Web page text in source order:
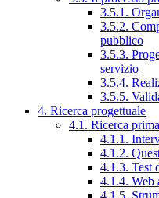
3.5.1.
3.5.2.
pubblico
3.5.3.
servizio
3.5.4.
3.5.5.
4. Ricerca progettuale
4.1. Ricerca
4.1.1.
4.1.2.
4.1.3. Test
4.1.4. Web
4.1.5.